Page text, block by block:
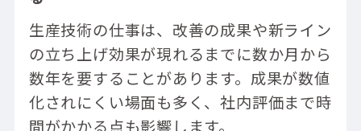
生産技術の仕事は、改善の成果や新ライン
の立ち上げ効果が現れるまでに数か月から
数年を要することがあります。成果が数値
化されにくい場面も多く、社内評価まで時
間がかかる点も影響します。